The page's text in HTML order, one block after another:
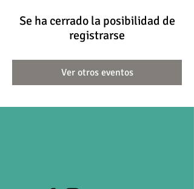
Se ha cerrado la posibilidad de
registrarse
Ver otros eventos